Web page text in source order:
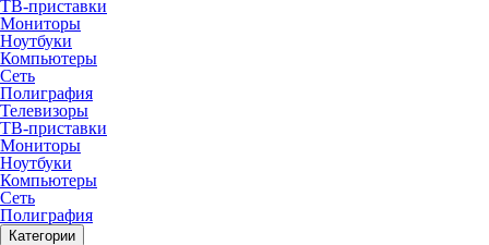
ТВ-приставки
Мониторы
Ноутбуки
Компьютеры
Сеть
Полиграфия
Телевизоры
ТВ-приставки
Мониторы
Ноутбуки
Компьютеры
Сеть
Полиграфия
Категории